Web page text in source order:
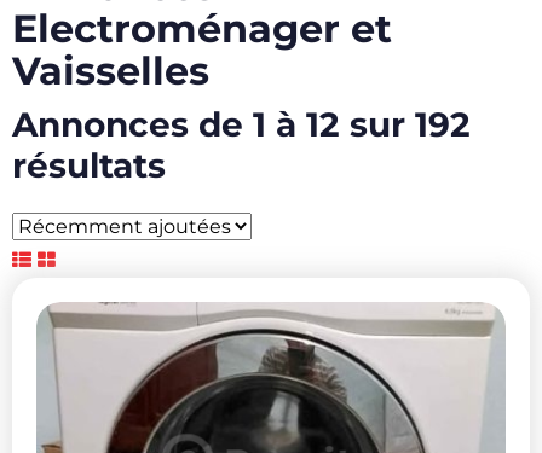
Electroménager et
Vaisselles
Annonces de 1 à 12 sur 192
résultats